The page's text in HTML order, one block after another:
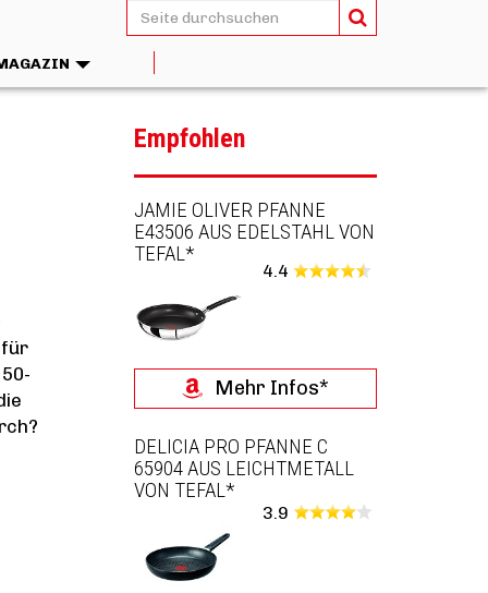
für
Empfohlen
JAMIE OLIVER PFANNE
E43506 AUS EDELSTAHL VON
TEFAL*
4.4
Mehr Infos*
DELICIA PRO PFANNE C
65904 AUS LEICHTMETALL
VON TEFAL*
3.9